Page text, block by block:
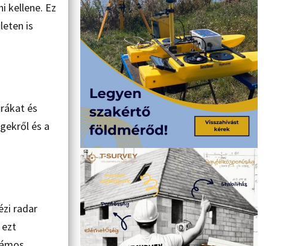
kellene. Ez
is
és
és a
radar
ezt